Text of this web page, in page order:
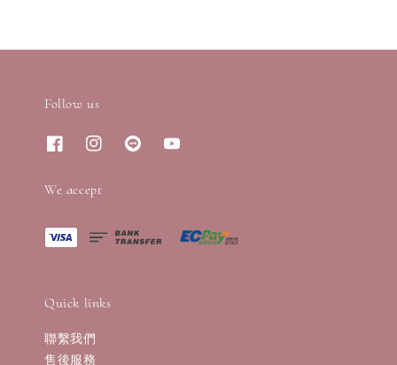
Follow us
We accept
Quick links
聯繫我們
售後服務